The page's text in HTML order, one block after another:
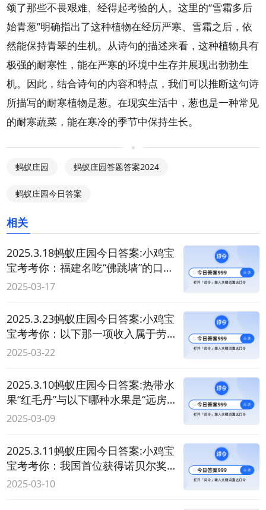
颂了那些不畏艰难、经得起考验的人。这里的“雪霜多后
始青葱”明确指出了这种植物在经历严寒、雪霜之后，依
然能保持青翠的生机。从诗句的描述来看，这种植物具有
极强的耐寒性，能在严寒的环境中生存并展现出勃勃生
机。因此，结合诗句的内容和特点，我们可以推断这句诗
所描写的耐寒植物是葱。在现实生活中，葱也是一种常见
的耐寒蔬菜，能在寒冷的季节中保持生长。
蚂蚁庄园 蚂蚁庄园答题答案2024
蚂蚁庄园今日答案
相关
2025.3.18蚂蚁庄园今日答案:小鸡宝
宝考考你：福建名吃“佛跳墙”的口味
是？
2025-03-17
2025.3.23蚂蚁庄园今日答案:小鸡宝
宝考考你：以下那一项收入属于劳
动性所得？
2025-03-22
2025.3.10蚂蚁庄园今日答案:热带水
果“红毛丹”与以下哪种水果是“远房
亲戚”？
2025-03-09
2025.3.11蚂蚁庄园今日答案:小鸡宝
宝考考你：我国首位获得诺贝尔奖
的女性科学家是？
2025-03-10